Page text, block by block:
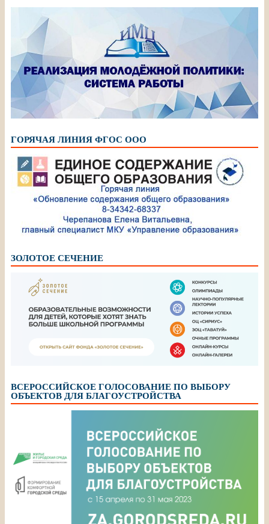
ГОРЯЧАЯ ЛИНИЯ ФГОС ООО
ЗОЛОТОЕ СЕЧЕНИЕ
ВСЕРОССИЙСКОЕ ГОЛОСОВАНИЕ ПО ВЫБОРУ
ОБЪЕКТОВ ДЛЯ БЛАГОУСТРОЙСТВА